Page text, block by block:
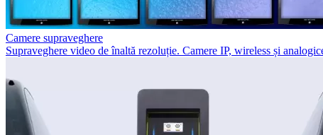
Camere supraveghere
Supraveghere video de înaltă rezoluție. Camere IP, wireless și